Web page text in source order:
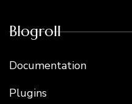
Blogroll
Documentation
Plugins